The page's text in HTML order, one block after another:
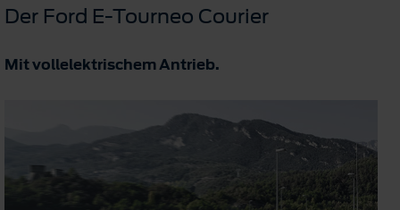
Der Ford E-Tourneo Courier
Mit vollelektrischem Antrieb.